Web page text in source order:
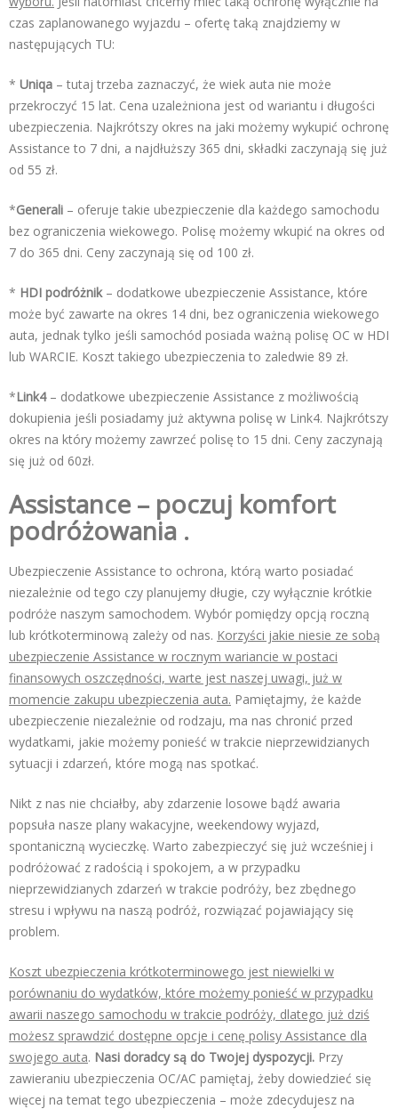
czas zaplanowanego wyjazdu – ofertę taką znajdziemy w
następujących TU:
* Uniqa – tutaj trzeba zaznaczyć, że wiek auta nie może
przekroczyć 15 lat. Cena uzależniona jest od wariantu i długości
ubezpieczenia. Najkrótszy okres na jaki możemy wykupić ochronę
Assistance to 7 dni, a najdłuższy 365 dni, składki zaczynają się już
od 55 zł.
*Generali – oferuje takie ubezpieczenie dla każdego samochodu
bez ograniczenia wiekowego. Polisę możemy wkupić na okres od
7 do 365 dni. Ceny zaczynają się od 100 zł.
* HDI podróżnik– dodatkowe ubezpieczenie Assistance, które
może być zawarte na okres 14 dni, bez ograniczenia wiekowego
auta, jednak tylko jeśli samochód posiada ważną polisę OC w HDI
lub WARCIE. Koszt takiego ubezpieczenia to zaledwie 89 zł.
*Link4– dodatkowe ubezpieczenie Assistance z możliwością
dokupienia jeśli posiadamy już aktywna polisę w Link4. Najkrótszy
okres na który możemy zawrzeć polisę to 15 dni. Ceny zaczynają
się już od 60zł.
Assistance – poczuj komfort
podróżowania .
Ubezpieczenie Assistance to ochrona, którą warto posiadać
niezależnie od tego czy planujemy długie, czy wyłącznie krótkie
podróże naszym samochodem. Wybór pomiędzy opcją roczną
lub krótkoterminową zależy od nas. Korzyści jakie niesie ze sobą
ubezpieczenie Assistance w rocznym wariancie w postaci
finansowych oszczędności, warte jest naszej uwagi, już w
momencie zakupu ubezpieczenia auta. Pamiętajmy, że każde
ubezpieczenie niezależnie od rodzaju, ma nas chronić przed
wydatkami, jakie możemy ponieść w trakcie nieprzewidzianych
sytuacji i zdarzeń, które mogą nas spotkać.
Nikt z nas nie chciałby, aby zdarzenie losowe bądź awaria
popsuła nasze plany wakacyjne, weekendowy wyjazd,
spontaniczną wycieczkę. Warto zabezpieczyć się już wcześniej i
podróżować z radością i spokojem, a w przypadku
nieprzewidzianych zdarzeń w trakcie podróży, bez zbędnego
stresu i wpływu na naszą podróż, rozwiązać pojawiający się
problem.
Koszt ubezpieczenia krótkoterminowego jest niewielki w
porównaniu do wydatków, które możemy ponieść w przypadku
awarii naszego samochodu w trakcie podróży, dlatego już dziś
możesz sprawdzić dostępne opcje i cenę polisy Assistance dla
swojego auta. Nasi doradcy są do Twojej dyspozycji. Przy
zawieraniu ubezpieczenia OC/AC pamiętaj, żeby dowiedzieć się
więcej na temat tego ubezpieczenia – może zdecydujesz na